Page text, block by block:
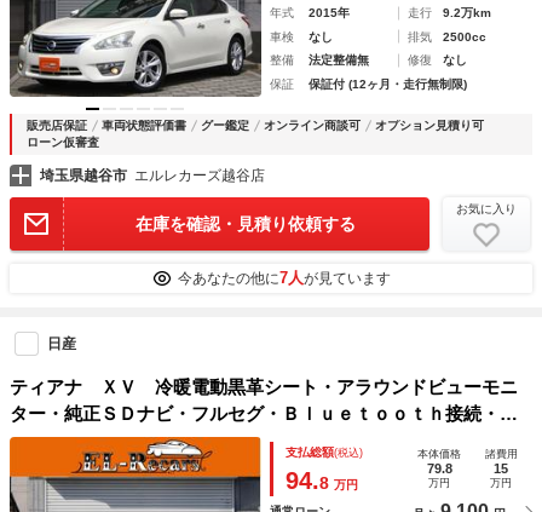
年式 2015年 走行
9.2万km
車検
なし 排気
2500cc
整備
法定整備無 修復
なし
保証
保証付 (12ヶ月・走行無制限)
販売店保証 車両状態評価書 グー鑑定 オンライン商談可
オプション見積り可
ローン仮審査
埼玉県越谷市 エルレカーズ越谷店
在庫を確認・見積り依頼する
お気に入り
今あなたの他に7人が見ています
日産
ティアナ ＸＶ 冷暖電動黒革シート・アラウンドビューモニ
ター・純正ＳＤナビ・フルセグ・Ｂｌｕｅｔｏｏｔｈ接続・Ｅ
ＴＣ・クルーズコントロール・エマージェンシーブレーキ・ス
マートキー・プッシュスタート・ＨＩＤヘッドライト
支払総額(税込)
94.8 万円
本体価格
79.8
万円
諸費用
15
万円